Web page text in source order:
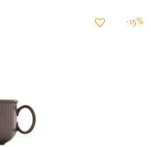
-15%